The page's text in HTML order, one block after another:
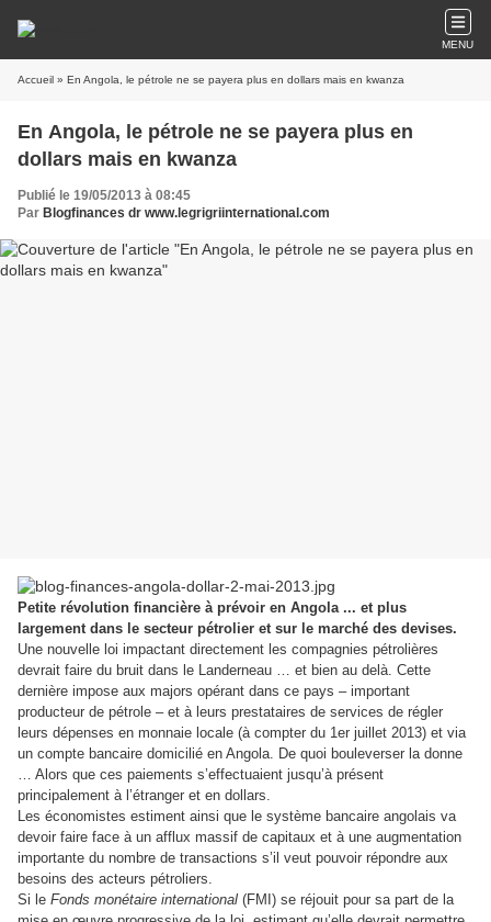
MENU
Accueil » En Angola, le pétrole ne se payera plus en dollars mais en kwanza
En Angola, le pétrole ne se payera plus en
dollars mais en kwanza
Publié le 19/05/2013 à 08:45
Par Blogfinances dr www.legrigriinternational.com
Petite révolution financière à prévoir en Angola ... et plus
largement dans le secteur pétrolier et sur le marché des devises.
Une nouvelle loi impactant directement les compagnies pétrolières
devrait faire du bruit dans le Landerneau … et bien au delà. Cette
dernière impose aux majors opérant dans ce pays – important
producteur de pétrole – et à leurs prestataires de services de régler
leurs dépenses en monnaie locale (à compter du 1er juillet 2013) et via
un compte bancaire domicilié en Angola. De quoi bouleverser la donne
… Alors que ces paiements s’effectuaient jusqu’à présent
principalement à l’étranger et en dollars.
Les économistes estiment ainsi que le système bancaire angolais va
devoir faire face à un afflux massif de capitaux et à une augmentation
importante du nombre de transactions s’il veut pouvoir répondre aux
besoins des acteurs pétroliers.
Si le Fonds monétaire international (FMI) se réjouit pour sa part de la